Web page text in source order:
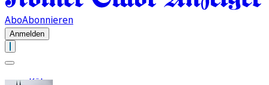
AboAbonnieren
Anmelden
Köln